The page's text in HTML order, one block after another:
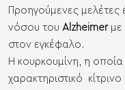
Προηγούμενες
νόσου του Alzheimer με
στον εγκέφαλο.
Η κουρκουμίνη, η
χαρακτηριστικό